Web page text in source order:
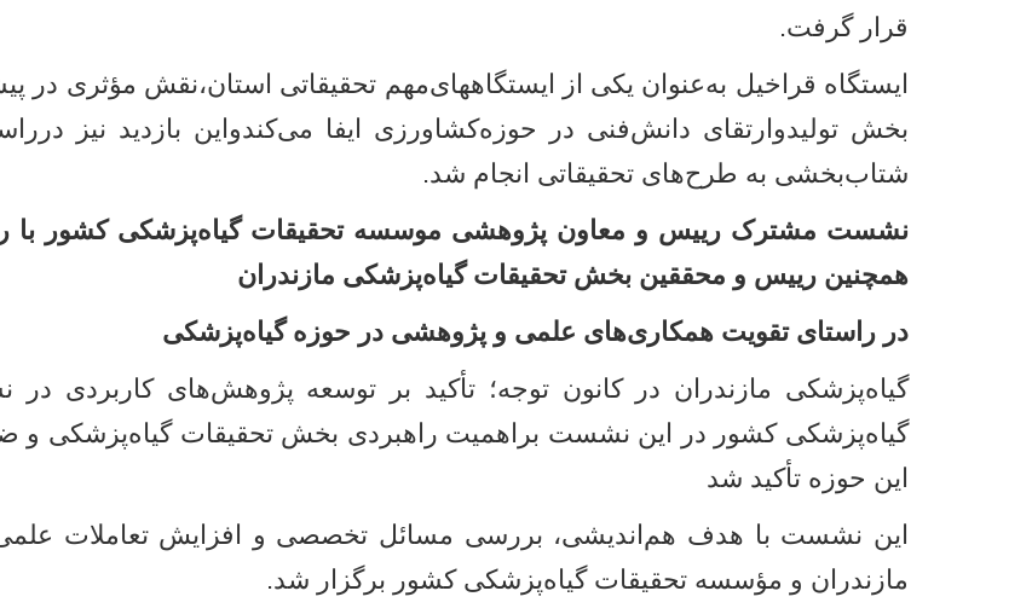
قرار گرفت.
ایستگاه قراخیل به‌عنوان یکی از ایستگاههای‌مهم تحقیقاتی استان،نقش مؤثری در
بخش تولیدو‌ارتقای دانش‌فنی در حوزه‌کشاورزی ایفا می‌کندواین بازدید نیز
شتاب‌بخشی به طرح‌های تحقیقاتی انجام شد.
نشست مشترک رییس و معاون پژوهشی موسسه تحقیقات گیاه‌پزشکی کشور با
همچنین رییس و محققین بخش تحقیقات گیاه‌پزشکی مازندران
در راستای تقویت همکاری‌های علمی و پژوهشی در حوزه گیاه‌پزشکی
گیاه‌پزشکی مازندران در کانون توجه؛ تأکید بر توسعه پژوهش‌های
گیاه‌پزشکی کشور در این نشست براهمیت راهبردی بخش تحقیقات گیاه‌پزشکی
این حوزه تأکید شد
این نشست با هدف هم‌اندیشی، بررسی مسائل تخصصی و افزایش تعاملات
مازندران و مؤسسه تحقیقات گیاه‌پزشکی کشور برگزار شد.